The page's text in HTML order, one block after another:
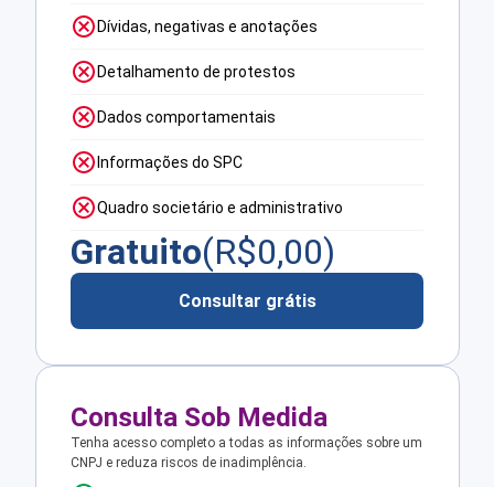
Dívidas, negativas e anotações
Detalhamento de protestos
Dados comportamentais
Informações do SPC
Quadro societário e administrativo
Gratuito(R$0,00)
Consultar grátis
Consulta Sob Medida
Tenha acesso completo a todas as informações sobre um
CNPJ e reduza riscos de inadimplência.